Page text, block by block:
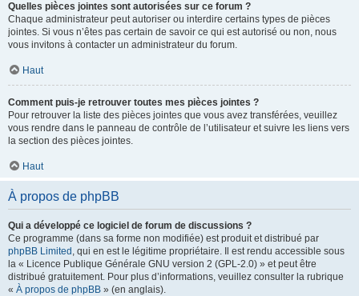
Quelles pièces jointes sont autorisées sur ce forum ?
Chaque administrateur peut autoriser ou interdire certains types de pièces
jointes. Si vous n’êtes pas certain de savoir ce qui est autorisé ou non, nous
vous invitons à contacter un administrateur du forum.
Haut
Comment puis-je retrouver toutes mes pièces jointes ?
Pour retrouver la liste des pièces jointes que vous avez transférées, veuillez
vous rendre dans le panneau de contrôle de l’utilisateur et suivre les liens vers
la section des pièces jointes.
Haut
À propos de phpBB
Qui a développé ce logiciel de forum de discussions ?
Ce programme (dans sa forme non modifiée) est produit et distribué par
phpBB Limited , qui en est le légitime propriétaire. Il est rendu accessible sous
la « Licence Publique Générale GNU version 2 (GPL-2.0) » et peut être
distribué gratuitement. Pour plus d’informations, veuillez consulter la rubrique
« À propos de phpBB » (en anglais).